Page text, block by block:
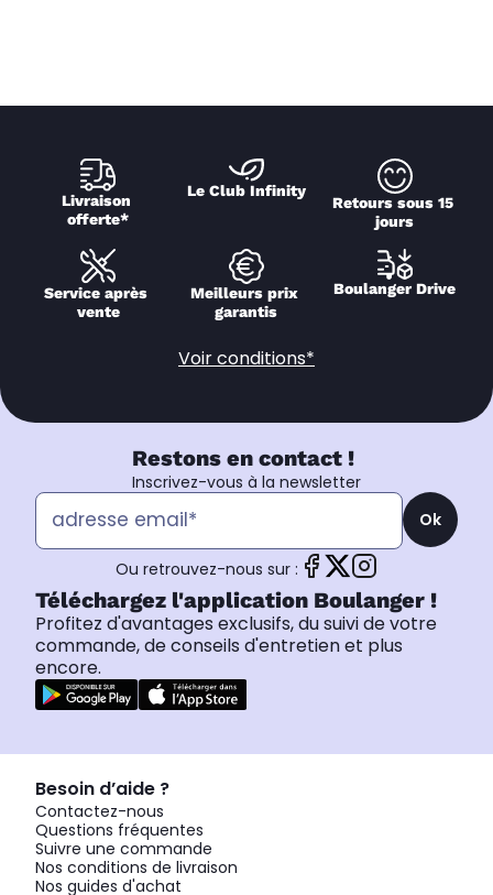
Livraison
offerte*
Le Club Infinity
Retours sous 15
jours
Service après
vente
Meilleurs prix
garantis
Boulanger Drive
Voir conditions*
Restons en contact !
Inscrivez-vous à la newsletter
Ok
Ou retrouvez-nous sur :
Téléchargez l'application Boulanger !
Profitez d'avantages exclusifs, du suivi de votre
commande, de conseils d'entretien et plus
encore.
Besoin d’aide ?
Contactez-nous
Questions fréquentes
Suivre une commande
Nos conditions de livraison
Nos guides d'achat